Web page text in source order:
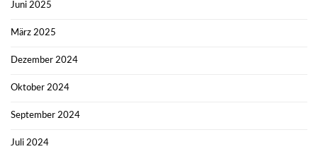
Juni 2025
März 2025
Dezember 2024
Oktober 2024
September 2024
Juli 2024